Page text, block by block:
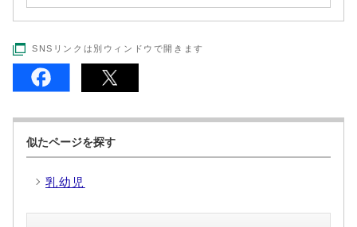
SNSリンクは別ウィンドウで開きます
似たページを探す
乳幼児